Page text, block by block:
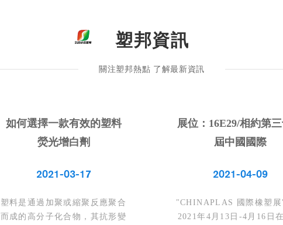
塑邦資訊
關注塑邦熱點 了解最新資訊
如何選擇一款有效的塑料
熒光增白劑
2021-03-17
塑料是通過加聚或縮聚反應聚合
而成的高分子化合物，其抗形變
展位：16E29/相約第
屆中國國際
2021-04-09
"CHINAPLAS 國際橡塑
2021年4月13日-4月16日